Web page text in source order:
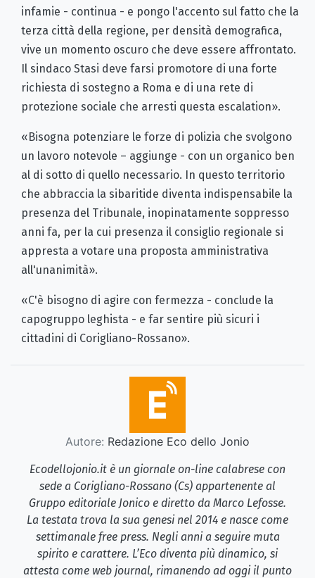
infamie - continua - e pongo l'accento sul fatto che la
terza città della regione, per densità demografica,
vive un momento oscuro che deve essere affrontato.
Il sindaco Stasi deve farsi promotore di una forte
richiesta di sostegno a Roma e di una rete di
protezione sociale che arresti questa escalation».
«Bisogna potenziare le forze di polizia che svolgono
un lavoro notevole – aggiunge - con un organico ben
al di sotto di quello necessario. In questo territorio
che abbraccia la sibaritide diventa indispensabile la
presenza del Tribunale, inopinatamente soppresso
anni fa, per la cui presenza il consiglio regionale si
appresta a votare una proposta amministrativa
all'unanimità».
«C'è bisogno di agire con fermezza - conclude la
capogruppo leghista - e far sentire più sicuri i
cittadini di Corigliano-Rossano».
Autore: Redazione Eco dello Jonio
Ecodellojonio.it è un giornale on-line calabrese con
sede a Corigliano-Rossano (Cs) appartenente al
Gruppo editoriale Jonico e diretto da Marco Lefosse.
La testata trova la sua genesi nel 2014 e nasce come
settimanale free press. Negli anni a seguire muta
spirito e carattere. L’Eco diventa più dinamico, si
attesta come web journal, rimanendo ad oggi il punto